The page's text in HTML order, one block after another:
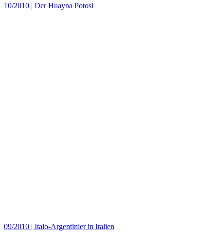
10/2010 | Der Huayna Potosi
09/2010 | Italo-Argentinier in Italien